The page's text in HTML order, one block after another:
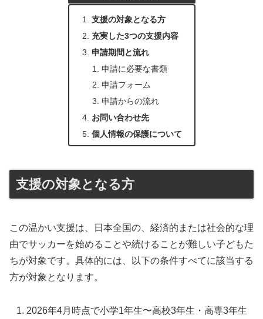
支援の対象となる方
充実した3つの支援内容
申請期間と流れ
申請に必要な書類
申請フォーム
申請からの流れ
お問い合わせ先
個人情報の保護について
支援の対象となる方
この温かい支援は、日本全国の、経済的または社会的な理
由でサッカーを始めることや続けることが難しい子どもた
ちが対象です。具体的には、以下の条件すべてに該当する
方が対象となります。
2026年4月時点で小学1年生〜高校3年生・高専3年生